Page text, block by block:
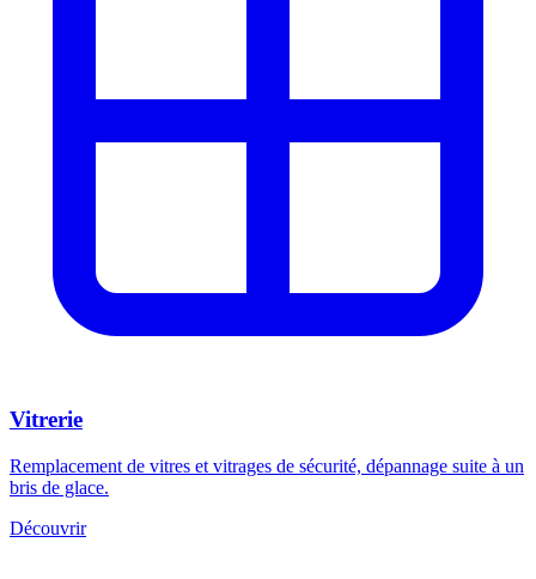
Vitrerie
Remplacement de vitres et vitrages de sécurité, dépannage suite à un
bris de glace.
Découvrir